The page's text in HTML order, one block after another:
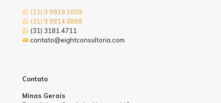
(11) 9 9919.1009
(31) 9 9814.8888
(31) 3181.4711
contato@eightconsultoria.com
Contato
Minas Gerais